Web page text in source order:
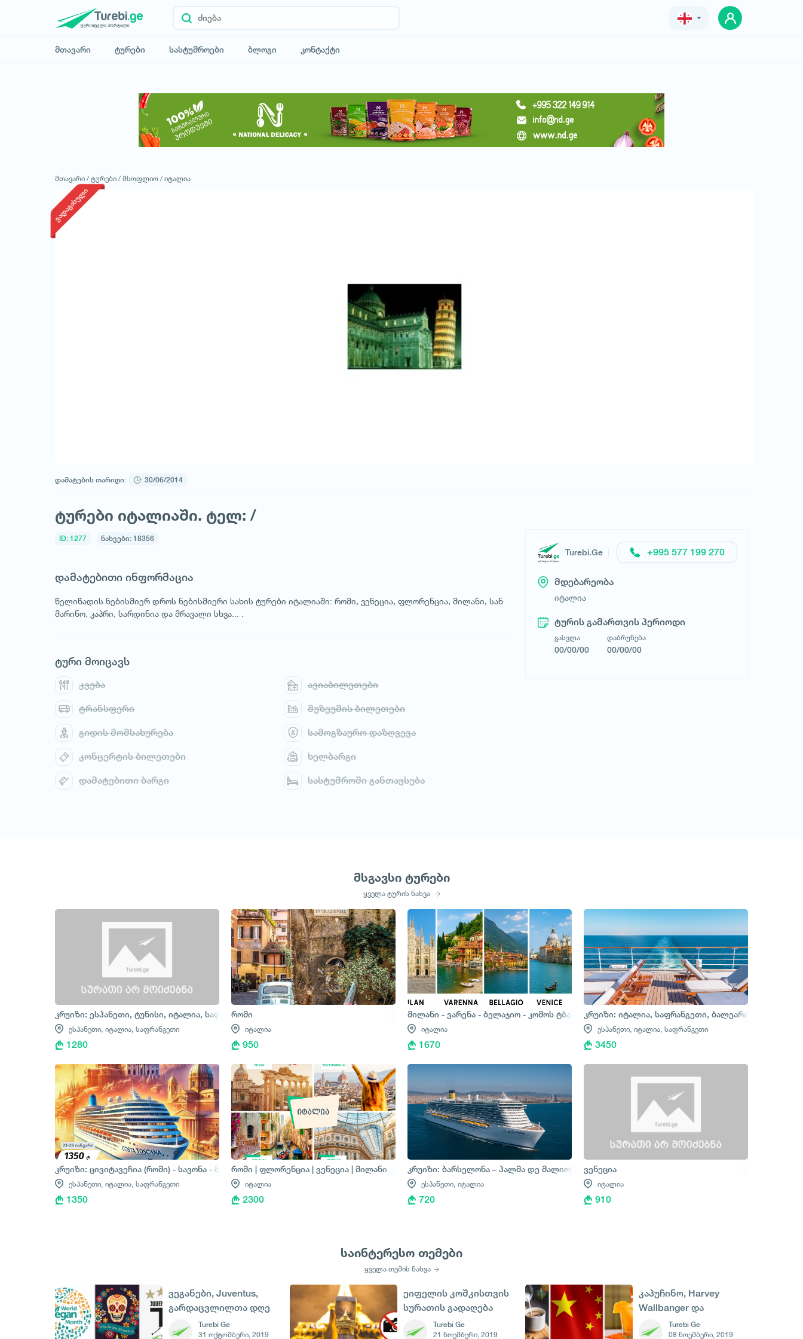
მთავარი ტურები სასტუმროები ბლოგი კონტაქტი
მოითხოვე ტური
ანტალია სერვისი
მთავარი / ტურები / მსოფლიო / იტალია
ვადაგასული
დამატების თარიღი: 30/06/2014
ტურები იტალიაში. ტელ: /
ID: 1277 ნახვები: 18356
დამატებითი ინფორმაცია
წელიწადის ნებისმიერ დროს ნებისმიერი სახის ტურები იტალიაში: რომი, ვენეცია, ფლორენცია, მილანი, სან
მარინო, კაპრი, სარდინია და მრავალი სხვა... .
ტური მოიცავს
კვება ავიაბილეთები
ტრანსფერი მუზეუმის ბილეთები
გიდის მომსახურება სამოგზაურო დაზღვევა
კონცერტის ბილეთები ხელბარგი
დამატებითი ბარგი სასტუმროში განთავსება
Turebi.Ge +995 577 199 270
მდებარეობა
იტალია
ტურის გამართვის პერიოდი
გასვლა
00/00/00
დაბრუნება
00/00/00
მსგავსი ტურები
ყველა ტურის ნახვა
კრუიზი: ესპანეთი, ტუნისი, იტალია, საფრანგეთი
ესპანეთი, იტალია, საფრანგეთი
1280
რომი
იტალია
950
მილანი - ვარენა - ბელაჯიო - კომოს ტბა - ვენეცია
იტალია
1670
კრუიზი: იტალია, საფრანგეთი, ბალეარის
ესპანეთი, იტალია, საფრანგეთი
3450
კრუიზი: ცივიტავეჩია (რომი) - სავონა - მარსელი - ბარსელონა
ესპანეთი, იტალია, საფრანგეთი
1350
რომი | ფლორენცია | ვენეცია | მილანი
იტალია
2300
კრუიზი: ბარსელონა – პალმა დე მალიორკა – პალერმო – რომი
ესპანეთი, იტალია
720
ვენეცია
იტალია
910
საინტერესო თემები
ყველა თემის ნახვა
ვეგანები, Juventus,
გარდაცვლილთა დღე
და ჯაზი - 1 ნოემბერი
Turebi Ge
31 ოქტომბერი, 2019
ეიფელის კოშკისთვის
სურათის გადაღება
იკრძალება
Turebi Ge
21 ნოემბერი, 2019
კაპუჩინო, Harvey
Wallbanger და
ჟურნალისტის დღე
ჩინეთში - 8 ნოემბერი
Turebi Ge
08 ნოემბერი, 2019